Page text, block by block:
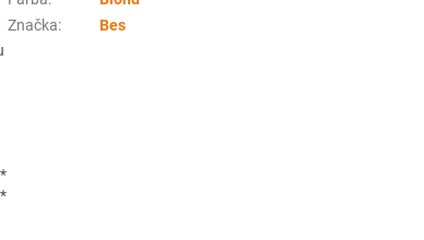
Značka: Bes